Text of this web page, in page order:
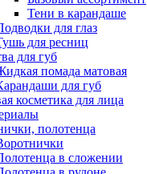
Тени в карандаше
для глаз
для ресниц
для губ
помада матовая
для губ
косметика для лица
полотенца
в сложении